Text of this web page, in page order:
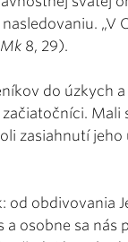
„V
Mk 8, 29).
do úzkych
začiatočníci.
zasiahnutí
obdivovania
a osobne sa